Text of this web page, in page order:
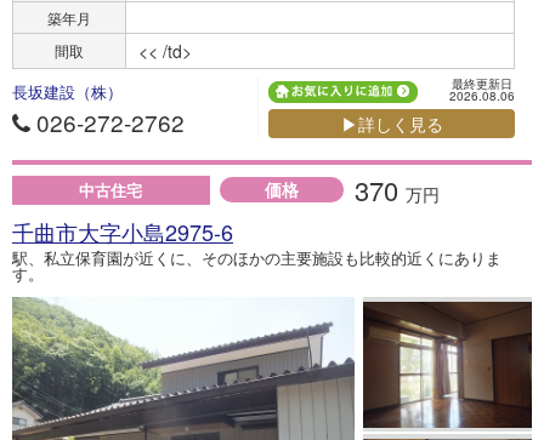
築年月
間取
<< /td>
長坂建設（株）
026-272-2762
最終更新日
2026.08.06
▶詳しく見る
中古住宅 価格 370 万円
千曲市大字小島2975-6
駅、私立保育園が近くに、そのほかの主要施設も比較的近くにありま
す。